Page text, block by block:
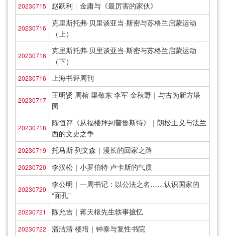
20230715 赵跃利︱金庸与《最厉害的家伙》
20230716
克里斯托弗·贝里谈亚当·斯密与苏格兰启蒙运动
（上）
20230716
克里斯托弗·贝里谈亚当·斯密与苏格兰启蒙运动
（下）
20230716 上海书评周刊
20230717
王明贤 周榕 渠敬东 李军 金秋野｜与古为新方塔
园
20230718
陈恒评《从福楼拜到普鲁斯特》｜朗松主义与法兰
西的文史之争
20230719 托马斯·列文森｜漫长的回家之路
20230720 李汉松｜小罗伯特·卢卡斯的气质
20230720
李公明｜一周书记：以公法之名……认识国家的
“面孔”
20230721 陈允吉｜蒋天枢先生轶事摭忆
20230722 潘洁清 楼培｜钟泰与复性书院